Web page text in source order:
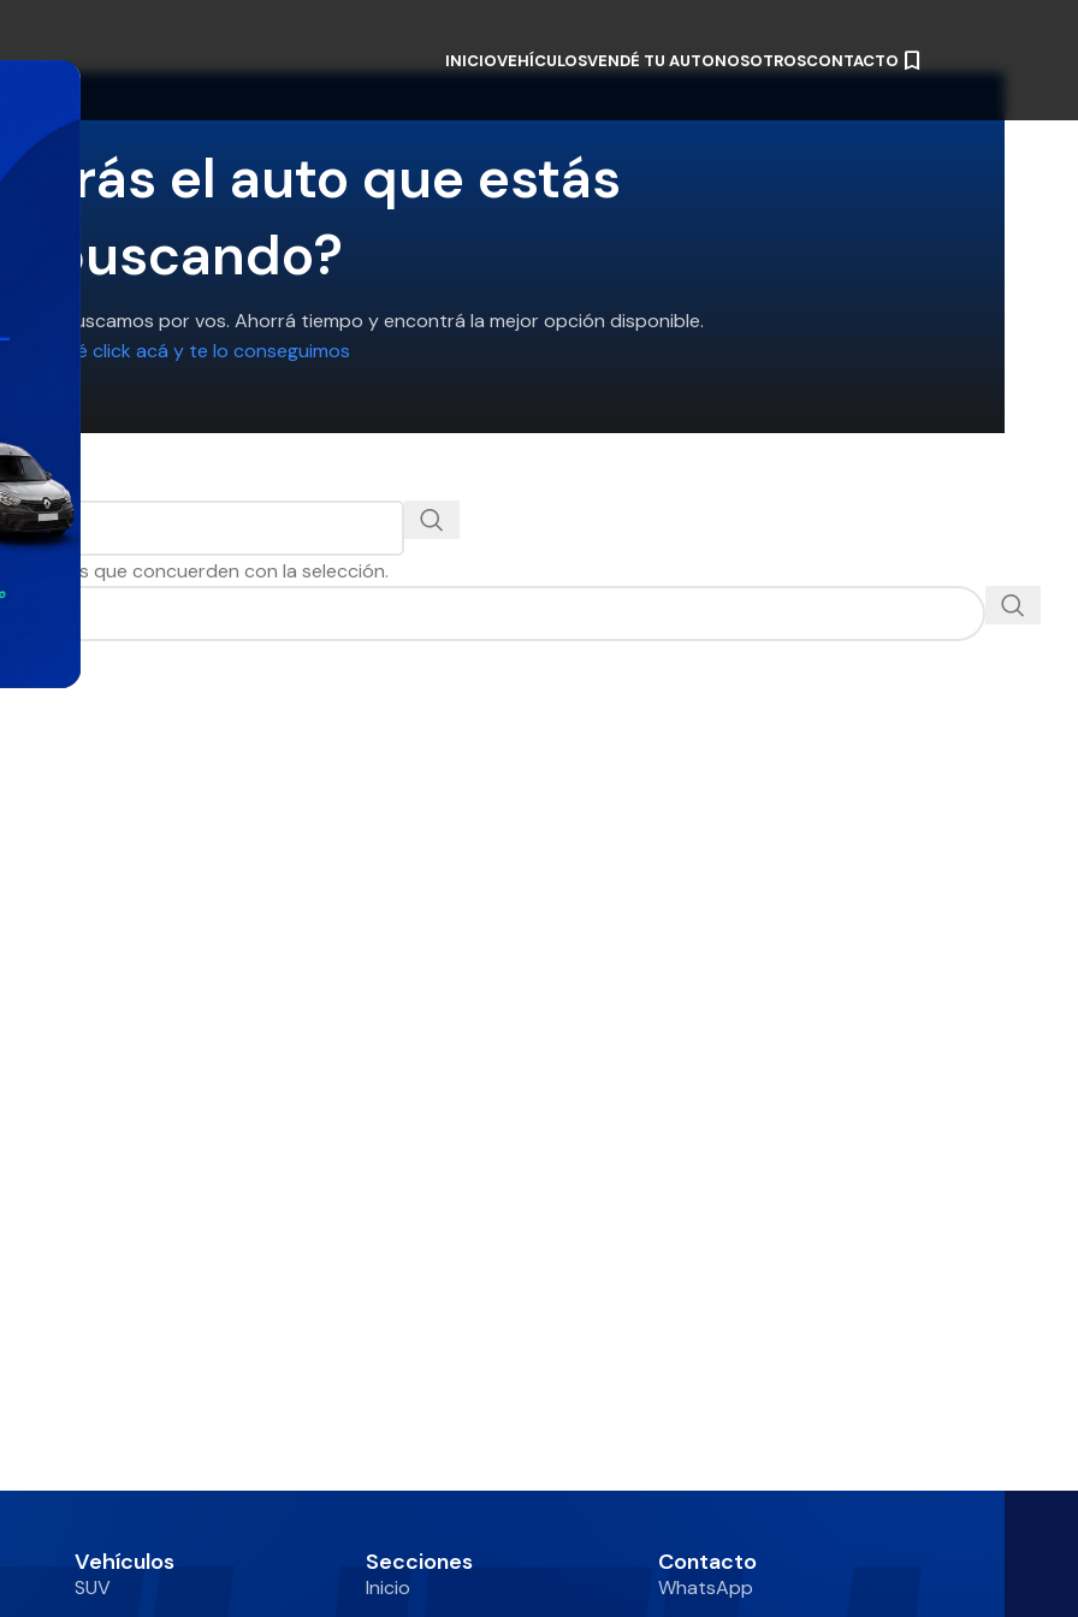
INICIOVEHÍCULOSVENDÉ TU AUTONOSOTROSCONTACTO
el auto que estás
buscando?
lo buscamos por vos. Ahorrá tiempo y encontrá la mejor opción disponible.
Hacé click acá y te lo conseguimos
que concuerden con la selección.
Vehículos
SUV
Secciones
Inicio
Contacto
WhatsApp